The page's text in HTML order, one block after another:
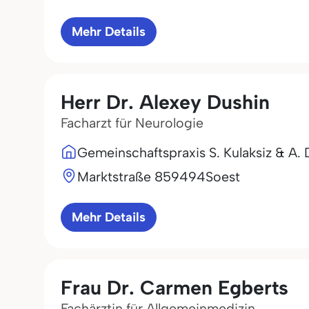
Mehr Details
Herr Dr. Alexey Dushin
Facharzt für Neurologie
Gemeinschaftspraxis S. Kulaksiz & A.
Marktstraße 859494Soest
Mehr Details
Frau Dr. Carmen Egberts